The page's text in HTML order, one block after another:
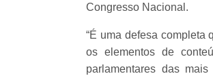
Congresso Nacional.
“É uma defesa completa
os elementos de
parlamentares das